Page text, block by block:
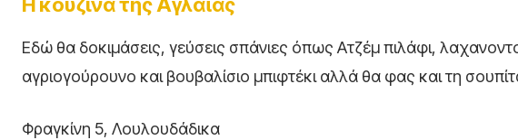
H κουζίνα της Αγλαϊας
Εδώ θα δοκιμάσεις, γεύσεις σπάνιες όπως Ατζέμ πιλάφι,
αγριογούρουνο και βουβαλίσιο μπιφτέκι αλλά θα φας και τη
Φραγκίνη 5, Λουλουδάδικα